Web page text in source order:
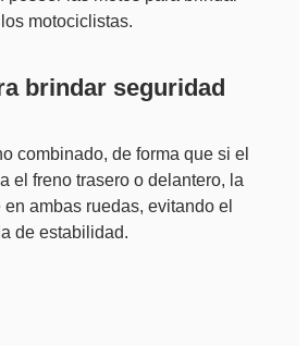
motociclistas.
brindar seguridad
combinado, de forma que si el
el freno trasero o delantero, la
ambas ruedas, evitando el
de estabilidad.